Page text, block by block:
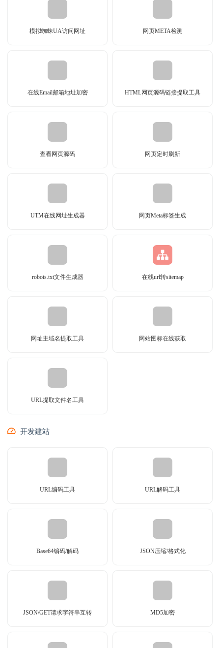
模拟蜘蛛UA访问网址 网页META检测
在线Email邮箱地址加密 HTML网页源码链接提取工具
查看网页源码 网页定时刷新
UTM在线网址生成器 网页Meta标签生成
robots.txt文件生成器 在线url转sitemap
网址主域名提取工具 网站图标在线获取
URL提取文件名工具
开发建站
URL编码工具 URL解码工具
Base64编码/解码 JSON压缩/格式化
JSON/GET请求字符串互转 MD5加密